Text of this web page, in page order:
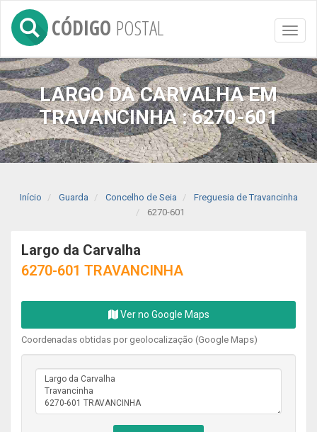
Toggle
CÓDIGO POSTAL
LARGO DA CARVALHA EM
TRAVANCINHA : 6270-601
Início Guarda Concelho de Seia
Freguesia de Travancinha
6270-601
Largo da Carvalha
6270-601 TRAVANCINHA
Ver no Google Maps
Coordenadas obtidas por geolocalização (Google Maps)